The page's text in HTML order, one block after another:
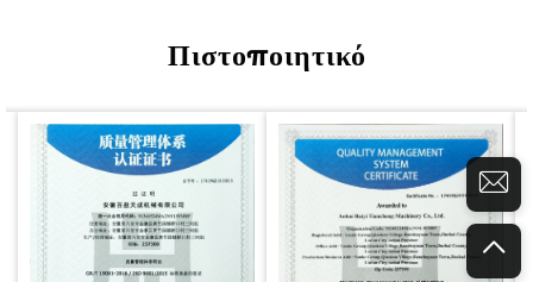
Πιστοποιητικό